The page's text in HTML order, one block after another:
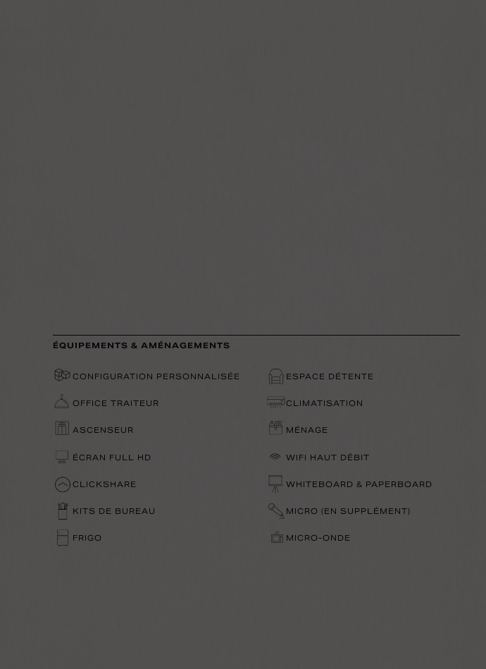
ÉQUIPEMENTS & AMÉNAGEMENTS
CONFIGURATION PERSONNALISÉE ESPACE DÉTENTE
OFFICE TRAITEUR CLIMATISATION
ASCENSEUR MÉNAGE
ÉCRAN FULL HD WIFI HAUT DÉBIT
CLICKSHARE WHITEBOARD & PAPERBOARD
KITS DE BUREAU MICRO (EN SUPPLÉMENT)
FRIGO MICRO-ONDE